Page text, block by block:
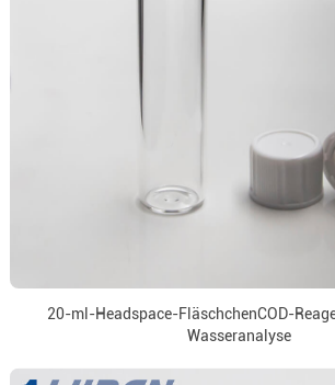
20-ml-Headspace-FläschchenCOD-
Wasseranalyse